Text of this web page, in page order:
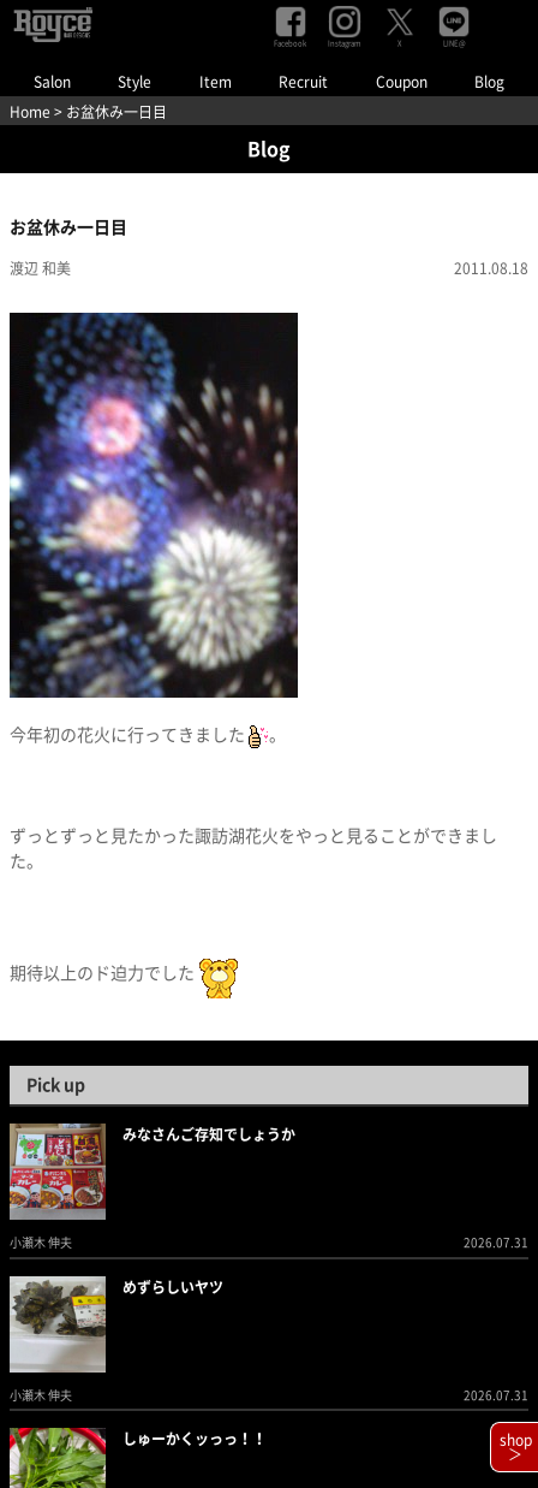
Salon Style Item Recruit Coupon Blog
Facebook Instagram X LINE@
Home > お盆休み一日目
Blog
お盆休み一日目
渡辺 和美 2011.08.18
今年初の花火に行ってきました 。
ずっとずっと見たかった諏訪湖花火をやっと見ることができまし
た。
期待以上のド迫力でした
Pick up
みなさんご存知でしょうか
小瀬木 伸夫 2026.07.31
めずらしいヤツ
小瀬木 伸夫 2026.07.31
しゅーかくッっっ！！
shop
＞